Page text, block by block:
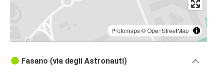
Protomaps©OpenStreetMap
Fasano (via degli Astronauti)